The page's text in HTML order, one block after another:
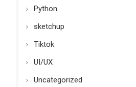
Python
sketchup
Tiktok
UI/UX
Uncategorized